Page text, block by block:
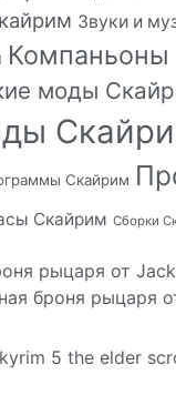
Звуки и
моды
Скайрим
Скайрим Сборки
рыцаря от
броня рыцаря